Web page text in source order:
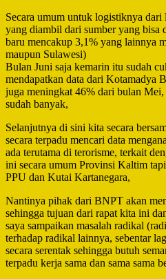
Secara umum untuk logistiknya
yang diambil dari sumber yang bisa
baru mencakup 3,1% yang lainnya
maupun Sulawesi)
Bulan Juni saja kemarin itu sudah
mendapatkan data dari Kotamadya
juga meningkat 46% dari bulan
sudah banyak,
Selanjutnya di sini kita secara
secara terpadu mencari data
ada terutama di terorisme, terkait
ini secara umum Provinsi Kaltim
PPU dan Kutai Kartanegara,
Nantinya pihak dari BNPT akan
sehingga tujuan dari rapat kita ini
saya sampaikan masalah radikal
terhadap radikal lainnya, sebentar
secara serentak sehingga butuh
terpadu kerja sama dan sama sama